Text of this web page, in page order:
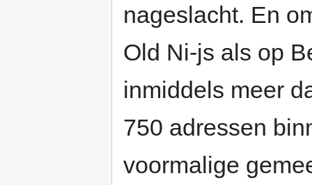
nageslacht. En
Old Ni-js als op
inmiddels meer
750 adressen
voormalige